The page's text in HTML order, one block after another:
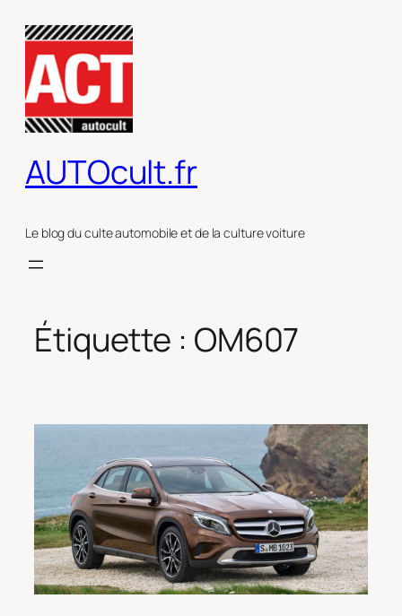
contenu
AUTOcult.fr
Le blog du culte automobile et de la culture voiture
Étiquette : OM607